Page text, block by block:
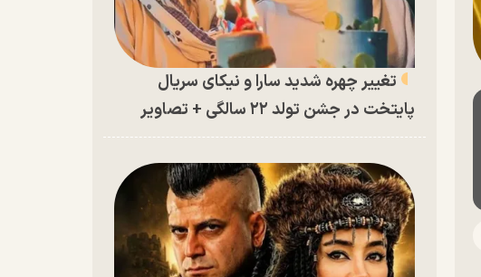
تغییر چهره شدید سارا و نیکای سریال
پایتخت در جشن تولد ۲۲ سالگی + تصاویر